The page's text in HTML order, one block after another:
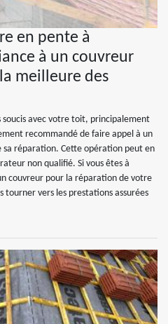
en pente à
à un couvreur
meilleure des
soucis avec votre toit, principalement
recommandé de faire appel à un
sa réparation. Cette opération peut en
non qualifié. Si vous êtes à
couvreur pour la réparation de votre
tourner vers les prestations assurées